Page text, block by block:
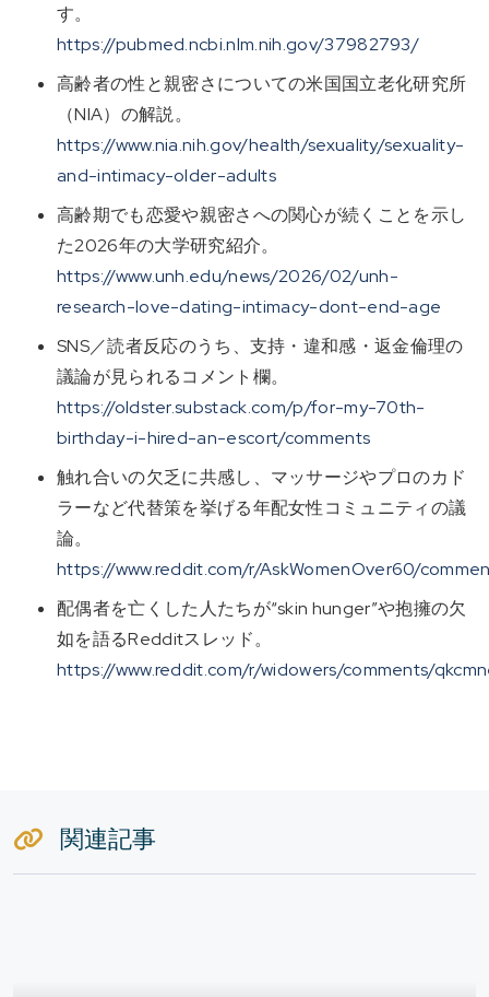
す。
https://pubmed.ncbi.nlm.nih.gov/37982793/
高齢者の性と親密さについての米国国立老化研究所
（NIA）の解説。
https://www.nia.nih.gov/health/sexuality/sexuality-
and-intimacy-older-adults
高齢期でも恋愛や親密さへの関心が続くことを示し
た2026年の大学研究紹介。
https://www.unh.edu/news/2026/02/unh-
research-love-dating-intimacy-dont-end-age
SNS／読者反応のうち、支持・違和感・返金倫理の
議論が見られるコメント欄。
https://oldster.substack.com/p/for-my-70th-
birthday-i-hired-an-escort/comments
触れ合いの欠乏に共感し、マッサージやプロのカド
ラーなど代替策を挙げる年配女性コミュニティの議
論。
https://www.reddit.com/r/AskWomenOver60/
配偶者を亡くした人たちが“skin hunger”や抱擁の欠
如を語るRedditスレッド。
https://www.reddit.com/r/widowers/comments/
関連記事